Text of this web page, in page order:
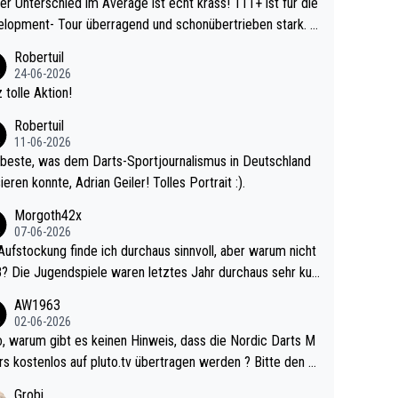
Tour überragend und schonübertrieben stark. U
Da gewinnst keinen Blumentopf - ist ja n
eines Kreisligisten vs einem Bu
Robertuil
24-06-2026
tolle Aktion!
Robertuil
11-06-2026
was dem Darts-Sportjournalismus in Deutschland
konnte, Adrian Geiler! Tolles Portrait :).
Morgoth42x
07-06-2026
finde ich durchaus sinnvoll, aber warum nicht
sehr kur
Somit ändert die automatische Qualifikation des Weltm
nichts. Ich denke sie wollen damit für nächste
AW1963
02-06-2026
M
kostenlos auf pluto.tv übertragen werden ? Bitte den A